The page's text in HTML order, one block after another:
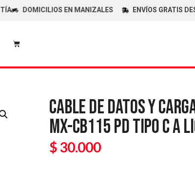
DOMICILIOS EN MANIZALES ENVÍOS GRATIS DESDE
CABLE DE DATOS Y
MX-CB115 PD TIPO C A
$30.000